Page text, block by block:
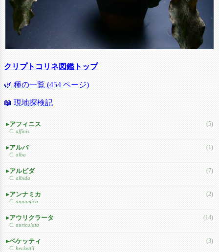
クリプトコリネ図鑑トップ
🌿 種の一覧 (454 ページ)
📖 現地探検記
アフィニス
C. affinis
(5)
アルバ
C. alba
(1)
アルビダ
C. albida
(7)
アンナミカ
C. annamica
(2)
アウリクラータ
C. auriculata
(14)
ベケッティ
C. beckettii
(3)